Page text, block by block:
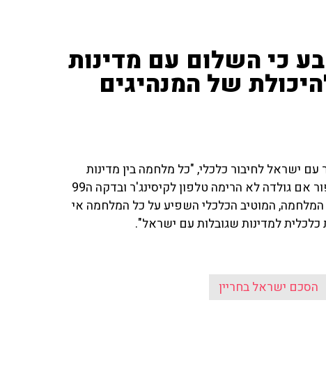
כי השלום עם מדינות
של המנהיגים
ישראל לחיבור כלכלי, "כל מלחמה בין מדינות
המרכיב הלאומי הוא רכיב כלכלי עצום, במלחמת יום כיפור אם גולדה לא הרימה טלפון לקיסינג'ר ובדקה ה99
המוטיב הכלכלי השפיע על כל המלחמה אי
למדינות שגובלות עם ישראל".
הסכם ישראל בחריין